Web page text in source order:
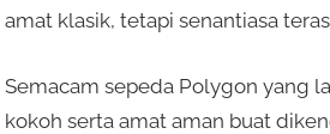
amat klasik, tetapi senantiasa
Semacam sepeda Polygon yang
kokoh serta amat aman buat